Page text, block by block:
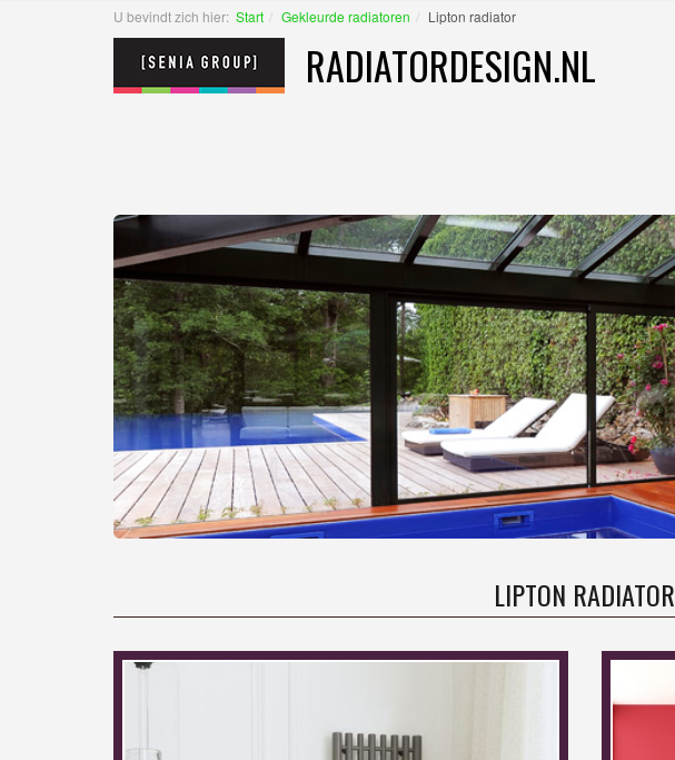
U bevindt zich hier: Start Gekleurde radiatoren Lipton radiator
RADIATORDESIGN.NL
LIPTON RADIATOR